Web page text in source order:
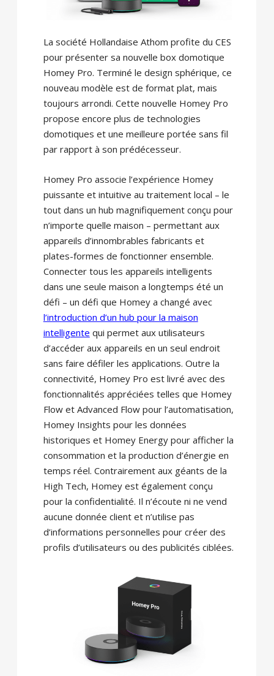
La société Hollandaise Athom profite du CES
pour présenter sa nouvelle box domotique
Homey Pro. Terminé le design sphérique, ce
nouveau modèle est de format plat, mais
toujours arrondi. Cette nouvelle Homey Pro
propose encore plus de technologies
domotiques et une meilleure portée sans fil
par rapport à son prédécesseur.
Homey Pro associe l’expérience Homey
puissante et intuitive au traitement local – le
tout dans un hub magnifiquement conçu pour
n’importe quelle maison – permettant aux
appareils d’innombrables fabricants et
plates-formes de fonctionner ensemble.
Connecter tous les appareils intelligents
dans une seule maison a longtemps été un
défi – un défi que Homey a changé avec
l’introduction d’un hub pour la maison
intelligente qui permet aux utilisateurs
d’accéder aux appareils en un seul endroit
sans faire défiler les applications. Outre la
connectivité, Homey Pro est livré avec des
fonctionnalités appréciées telles que Homey
Flow et Advanced Flow pour l’automatisation,
Homey Insights pour les données
historiques et Homey Energy pour afficher la
consommation et la production d’énergie en
temps réel. Contrairement aux géants de la
High Tech, Homey est également conçu
pour la confidentialité. Il n’écoute ni ne vend
aucune donnée client et n’utilise pas
d’informations personnelles pour créer des
profils d’utilisateurs ou des publicités ciblées.